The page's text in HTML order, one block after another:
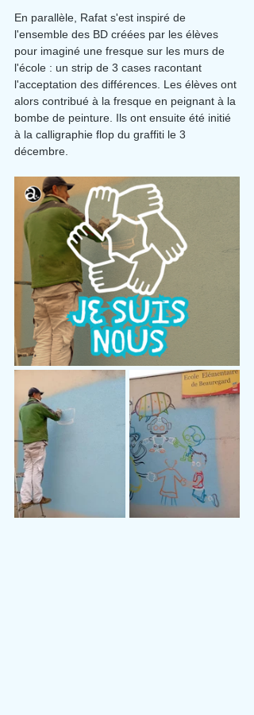
En parallèle, Rafat s'est inspiré de
l'ensemble des BD créées par les élèves
pour imaginé une fresque sur les murs de
l'école : un strip de 3 cases racontant
l'acceptation des différences. Les élèves ont
alors contribué à la fresque en peignant à la
bombe de peinture. Ils ont ensuite été initié
à la calligraphie flop du graffiti le 3
décembre.